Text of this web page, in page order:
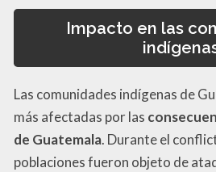
Impacto en las
Las comunidades indígenas de
más afectadas por las
de Guatemala. Durante el
poblaciones fueron objeto de